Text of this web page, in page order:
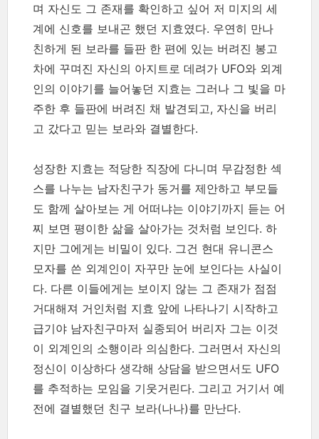
며 자신도 그 존재를 확인하고 싶어 저 미지의 세
계에 신호를 보내곤 했던 지효였다. 우연히 만나
친하게 된 보라를 들판 한 편에 있는 버려진 봉고
차에 꾸며진 자신의 아지트로 데려가 UFO와 외계
인의 이야기를 늘어놓던 지효는 그러나 그 빛을 마
주한 후 들판에 버려진 채 발견되고, 자신을 버리
고 갔다고 믿는 보라와 결별한다.
성장한 지효는 적당한 직장에 다니며 무감정한 섹
스를 나누는 남자친구가 동거를 제안하고 부모들
도 함께 살아보는 게 어떠냐는 이야기까지 듣는 어
찌 보면 평이한 삶을 살아가는 것처럼 보인다. 하
지만 그에게는 비밀이 있다. 그건 현대 유니콘스
모자를 쓴 외계인이 자꾸만 눈에 보인다는 사실이
다. 다른 이들에게는 보이지 않는 그 존재가 점점
거대해져 거인처럼 지효 앞에 나타나기 시작하고
급기야 남자친구마저 실종되어 버리자 그는 이것
이 외계인의 소행이라 의심한다. 그러면서 자신의
정신이 이상하다 생각해 상담을 받으면서도 UFO
를 추적하는 모임을 기웃거린다. 그리고 거기서 예
전에 결별했던 친구 보라(나나)를 만난다.